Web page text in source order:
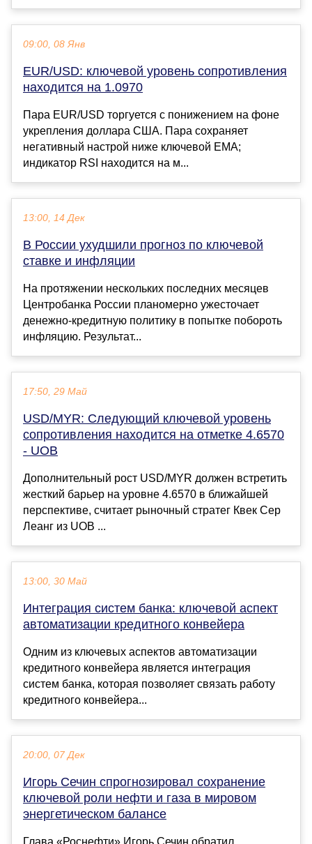
09:00, 08 Янв
EUR/USD: ключевой уровень сопротивления
находится на 1.0970
Пара EUR/USD торгуется с понижением на фоне
укрепления доллара США. Пара сохраняет
негативный настрой ниже ключевой EMA;
индикатор RSI находится на м...
13:00, 14 Дек
В России ухудшили прогноз по ключевой
ставке и инфляции
На протяжении нескольких последних месяцев
Центробанка России планомерно ужесточает
денежно-кредитную политику в попытке побороть
инфляцию. Результат...
17:50, 29 Май
USD/MYR: Следующий ключевой уровень
сопротивления находится на отметке 4.6570
- UOB
Дополнительный рост USD/MYR должен встретить
жесткий барьер на уровне 4.6570 в ближайшей
перспективе, считает рыночный стратег Квек Сер
Леанг из UOB ...
13:00, 30 Май
Интеграция систем банка: ключевой аспект
автоматизации кредитного конвейера
Одним из ключевых аспектов автоматизации
кредитного конвейера является интеграция
систем банка, которая позволяет связать работу
кредитного конвейера...
20:00, 07 Дек
Игорь Сечин спрогнозировал сохранение
ключевой роли нефти и газа в мировом
энергетическом балансе